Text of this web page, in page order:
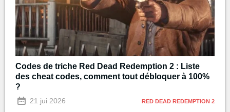
Codes de triche Red Dead Redemption 2 : Liste
des cheat codes, comment tout débloquer à 100%
?
21 jui 2026 RED DEAD REDEMPTION 2